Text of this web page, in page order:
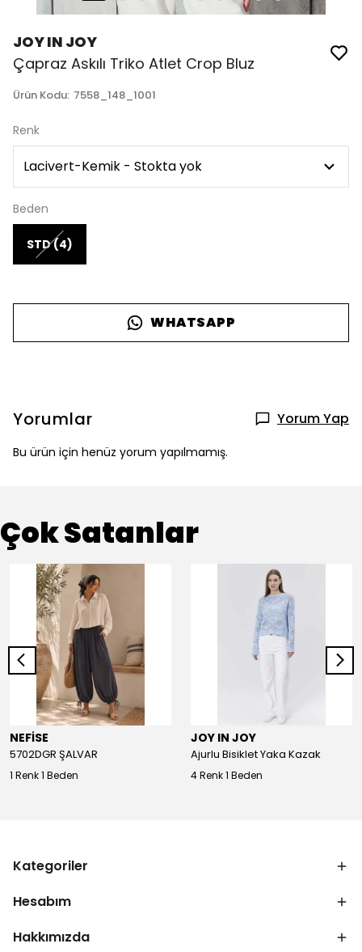
JOY IN JOY
Çapraz Askılı Triko Atlet Crop Bluz
Ürün Kodu: 7558_148_1001
Renk
Beden
STD (4)
WHATSAPP
Yorumlar Yorum Yap
Bu ürün için henüz yorum yapılmamış.
Çok Satanlar
NEFİSE
5702DGR ŞALVAR
1 Renk 1 Beden
JOY IN JOY
Ajurlu Bisiklet Yaka Kazak
4 Renk 1 Beden
Kategoriler
Hesabım
Hakkımızda